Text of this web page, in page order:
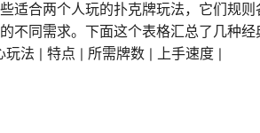
适合两个人玩的扑克牌玩法，它们规
不同需求。下面这个表格汇总了几种经
玩法 | 特点 | 所需牌数 | 上手速度 |